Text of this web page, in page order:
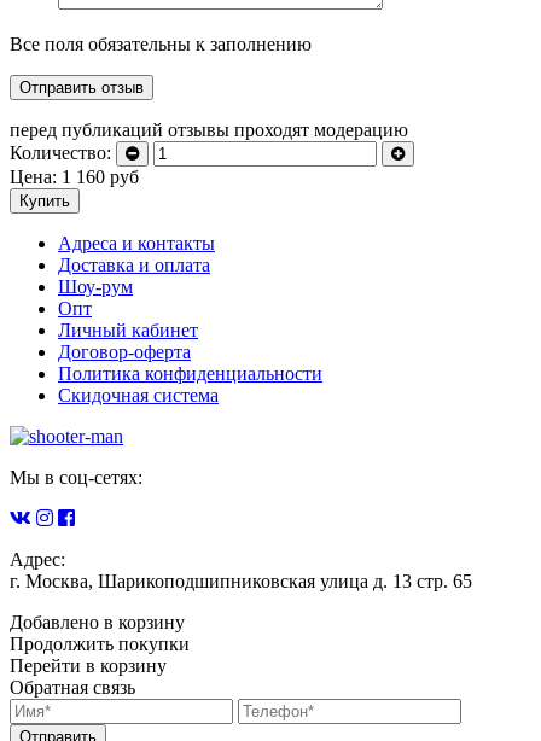
Все поля обязательны к заполнению
перед публикаций отзывы проходят модерацию
Количество:
Цена: 1 160 руб
Купить
Адреса и контакты
Доставка и оплата
Шоу-рум
Опт
Личный кабинет
Договор-оферта
Политика конфиденциальности
Скидочная система
Мы в соц-сетях:
Адрес:
г. Москва, Шарикоподшипниковская улица д. 13 стр. 65
Добавлено в корзину
Продолжить покупки
Перейти в корзину
Обратная связь